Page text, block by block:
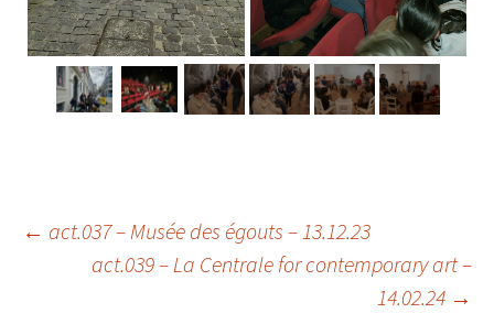
Navigation
← act.037 – Musée des égouts – 13.12.23
act.039 – La Centrale for contemporary art –
14.02.24 →